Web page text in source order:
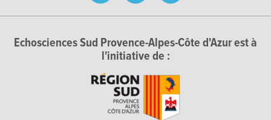
Echosciences Sud Provence-Alpes-Côte d'Azur est à
l'initiative de :